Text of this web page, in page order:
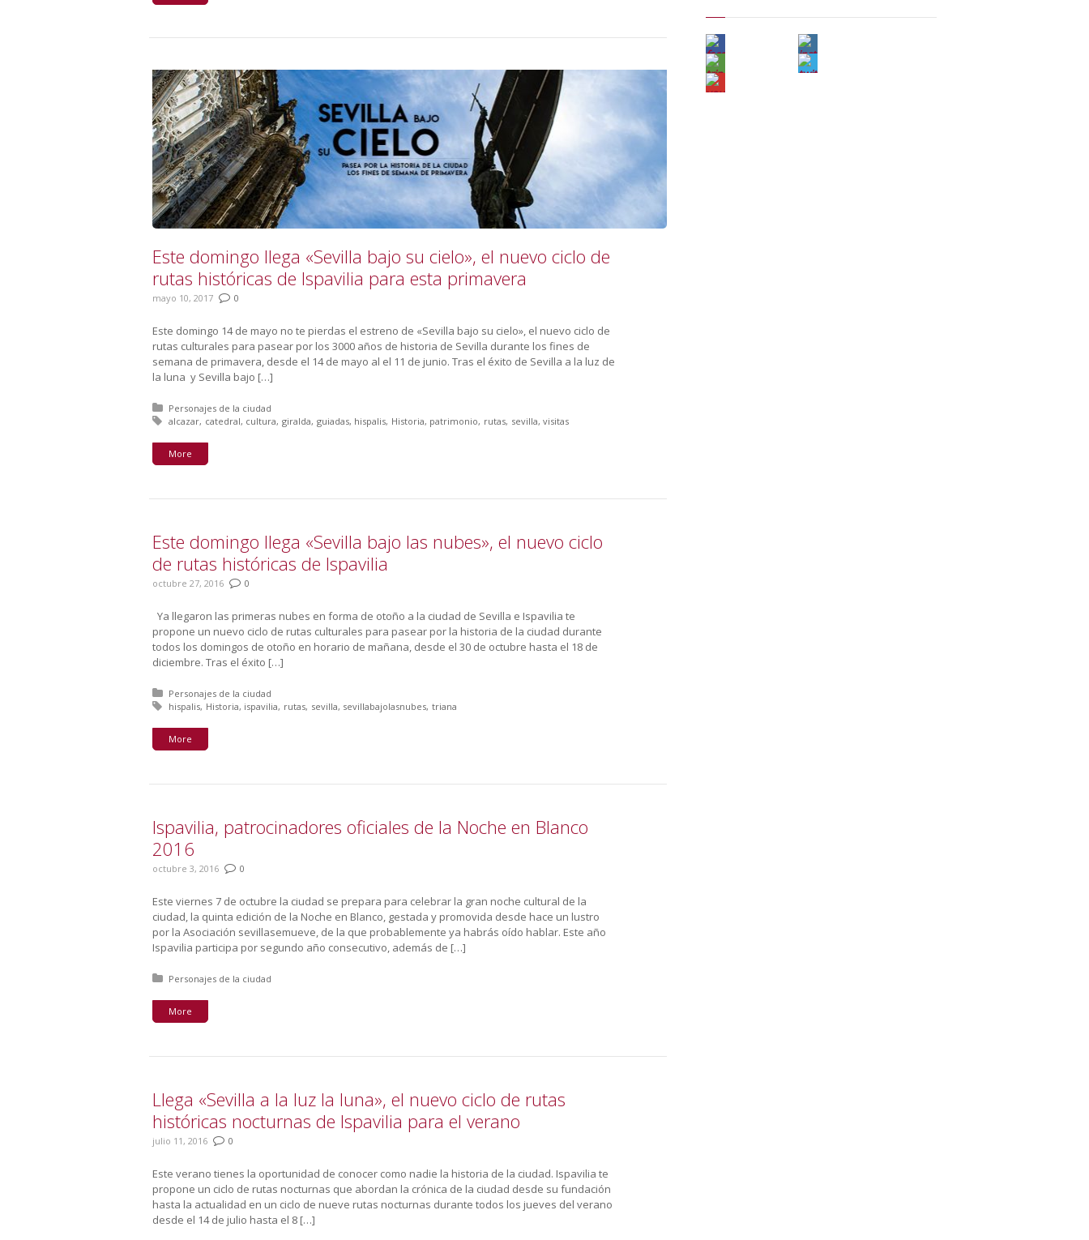
Este domingo llega «Sevilla bajo su cielo», el nuevo ciclo de
rutas históricas de Ispavilia para esta primavera
mayo 10, 2017 0
Este domingo 14 de mayo no te pierdas el estreno de «Sevilla bajo su cielo», el nuevo ciclo de
rutas culturales para pasear por los 3000 años de historia de Sevilla durante los fines de
semana de primavera, desde el 14 de mayo al el 11 de junio. Tras el éxito de Sevilla a la luz de
la luna y Sevilla bajo […]
Posted in:
Personajes de la ciudad
Tagged with:
alcazar catedral cultura giralda guiadas hispalis Historia patrimonio rutas sevilla visitas
More
Este domingo llega «Sevilla bajo las nubes», el nuevo ciclo
de rutas históricas de Ispavilia
octubre 27, 2016 0
Ya llegaron las primeras nubes en forma de otoño a la ciudad de Sevilla e Ispavilia te
propone un nuevo ciclo de rutas culturales para pasear por la historia de la ciudad durante
todos los domingos de otoño en horario de mañana, desde el 30 de octubre hasta el 18 de
diciembre. Tras el éxito […]
Posted in:
Personajes de la ciudad
Tagged with:
hispalis Historia ispavilia rutas sevilla sevillabajolasnubes triana
More
Ispavilia, patrocinadores oficiales de la Noche en Blanco
2016
octubre 3, 2016 0
Este viernes 7 de octubre la ciudad se prepara para celebrar la gran noche cultural de la
ciudad, la quinta edición de la Noche en Blanco, gestada y promovida desde hace un lustro
por la Asociación sevillasemueve, de la que probablemente ya habrás oído hablar. Este año
Ispavilia participa por segundo año consecutivo, además de […]
Posted in:
Personajes de la ciudad
More
Llega «Sevilla a la luz la luna», el nuevo ciclo de rutas
históricas nocturnas de Ispavilia para el verano
julio 11, 2016 0
Este verano tienes la oportunidad de conocer como nadie la historia de la ciudad. Ispavilia te
propone un ciclo de rutas nocturnas que abordan la crónica de la ciudad desde su fundación
hasta la actualidad en un ciclo de nueve rutas nocturnas durante todos los jueves del verano
desde el 14 de julio hasta el 8 […]